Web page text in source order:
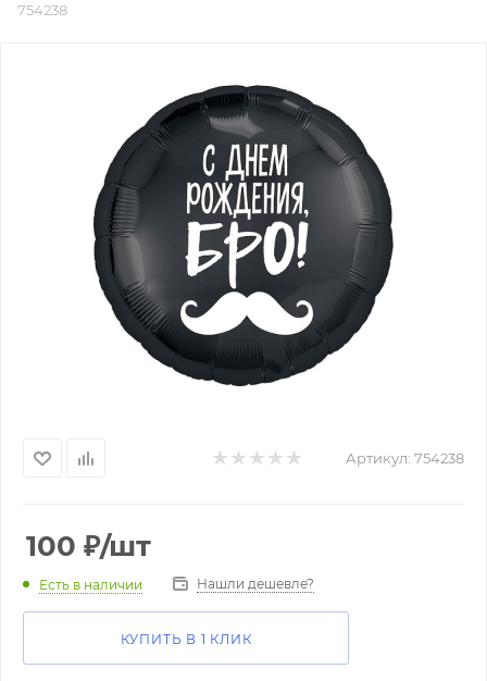
754238
Артикул: 754238
100 ₽/шт
Есть в наличии Нашли дешевле?
КУПИТЬ В 1 КЛИК